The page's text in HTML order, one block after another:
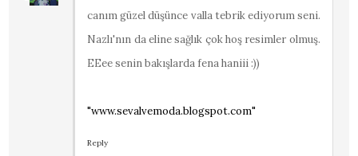
canım güzel düşünce valla tebrik ediyorum seni.
Nazlı'nın da eline sağlık çok hoş resimler olmuş.
EEee senin bakışlarda fena haniii :))
"www.sevalvemoda.blogspot.com"
Reply